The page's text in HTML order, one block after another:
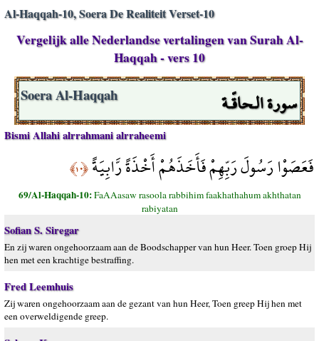
Al-Haqqah-10, Soera De Realiteit Verset-10
Vergelijk alle Nederlandse vertalingen van Surah Al-
Haqqah - vers 10
سورة الـحاقّـة Soera Al-Haqqah
Bismi Allahi alrrahmani alrraheemi
فَعَصَوْا رَسُولَ رَبِّهِمْ فَأَخَذَهُمْ أَخْذَةً رَّابِيَةً﴿١٠﴾
69/Al-Haqqah-10:FaAAasaw rasoola rabbihim faakhathahum akhthatan
rabiyatan
Sofian S. Siregar
En zij waren ongehoorzaam aan de Boodschapper van hun Heer. Toen groep Hij
hen met een krachtige bestraffing.
Fred Leemhuis
Zij waren ongehoorzaam aan de gezant van hun Heer, Toen greep Hij hen met
een overweldigende greep.